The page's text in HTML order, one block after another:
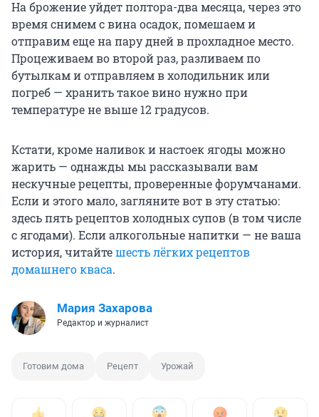
На брожение уйдет полтора-два месяца, через это
время снимем с вина осадок, помешаем и
отправим еще на пару дней в прохладное место.
Процеживаем во второй раз, разливаем по
бутылкам и отправляем в холодильник или
погреб — хранить такое вино нужно при
температуре не выше 12 градусов.
Кстати, кроме наливок и настоек ягоды можно
жарить — однажды мы рассказывали вам
нескучные рецепты, проверенные форумчанами.
Если и этого мало, загляните вот в эту статью:
здесь пять рецептов холодных супов (в том числе
с ягодами). Если алкогольные напитки — не ваша
история, читайтешесть лёгких рецептов
домашнего кваса.
Мария Захарова
Редактор и журналист
Готовим дома Рецепт Урожай